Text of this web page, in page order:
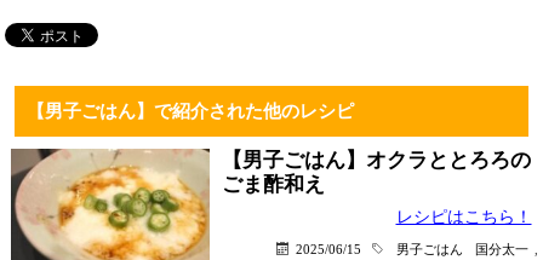
【男子ごはん】で紹介された他のレシピ
【男子ごはん】オクラととろろの
ごま酢和え
レシピはこちら！
2025/06/15 男子ごはん 国分太一